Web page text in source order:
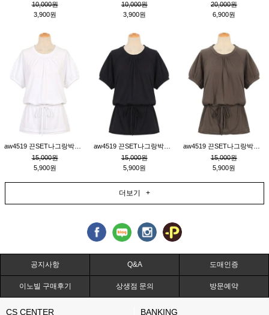
10,000원
3,900원
10,000원
3,900원
20,000원
6,900원
15,000원
5,900원
15,000원
5,900원
15,000원
5,900원
더보기 +
공지사항 Q&A 도매인증
이노빌 구매후기 상생점 문의 방문예약
CS CENTER BANKING